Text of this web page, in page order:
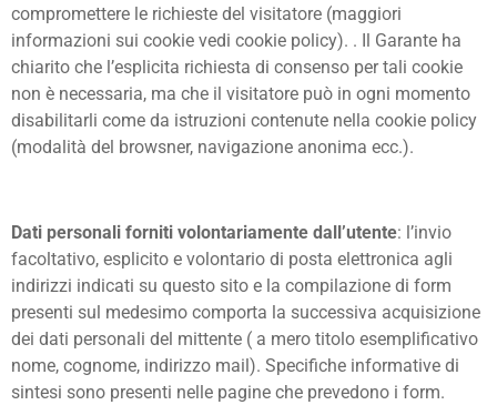
compromettere le richieste del visitatore (maggiori
informazioni sui cookie vedi cookie policy). . Il Garante ha
chiarito che l’esplicita richiesta di consenso per tali cookie
non è necessaria, ma che il visitatore può in ogni momento
disabilitarli come da istruzioni contenute nella cookie policy
(modalità del browsner, navigazione anonima ecc.).
Dati personali forniti volontariamente dall’utente: l’invio
facoltativo, esplicito e volontario di posta elettronica agli
indirizzi indicati su questo sito e la compilazione di form
presenti sul medesimo comporta la successiva acquisizione
dei dati personali del mittente ( a mero titolo esemplificativo
nome, cognome, indirizzo mail). Specifiche informative di
sintesi sono presenti nelle pagine che prevedono i form.